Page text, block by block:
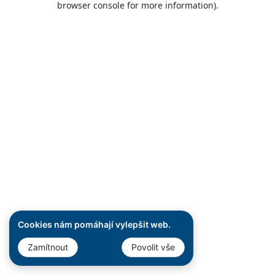
Cookies nám pomáhají vylepšit web.
Zamítnout Povolit vše
browser console for more information).